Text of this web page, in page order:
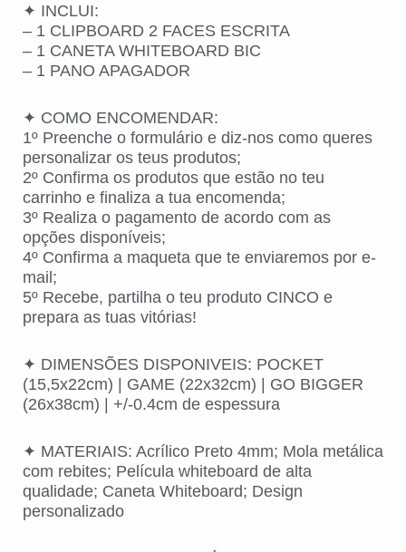
✦ INCLUI:
– 1 CLIPBOARD 2 FACES ESCRITA
– 1 CANETA WHITEBOARD BIC
– 1 PANO APAGADOR
✦ COMO ENCOMENDAR:
1º Preenche o formulário e diz-nos como queres
personalizar os teus produtos;
2º Confirma os produtos que estão no teu
carrinho e finaliza a tua encomenda;
3º Realiza o pagamento de acordo com as
opções disponíveis;
4º Confirma a maqueta que te enviaremos por e-
mail;
5º Recebe, partilha o teu produto CINCO e
prepara as tuas vitórias!
✦ DIMENSÕES DISPONIVEIS: POCKET
(15,5x22cm) | GAME (22x32cm) | GO BIGGER
(26x38cm) | +/-0.4cm de espessura
✦ MATERIAIS: Acrílico Preto 4mm; Mola metálica
com rebites; Película whiteboard de alta
qualidade; Caneta Whiteboard; Design
personalizado